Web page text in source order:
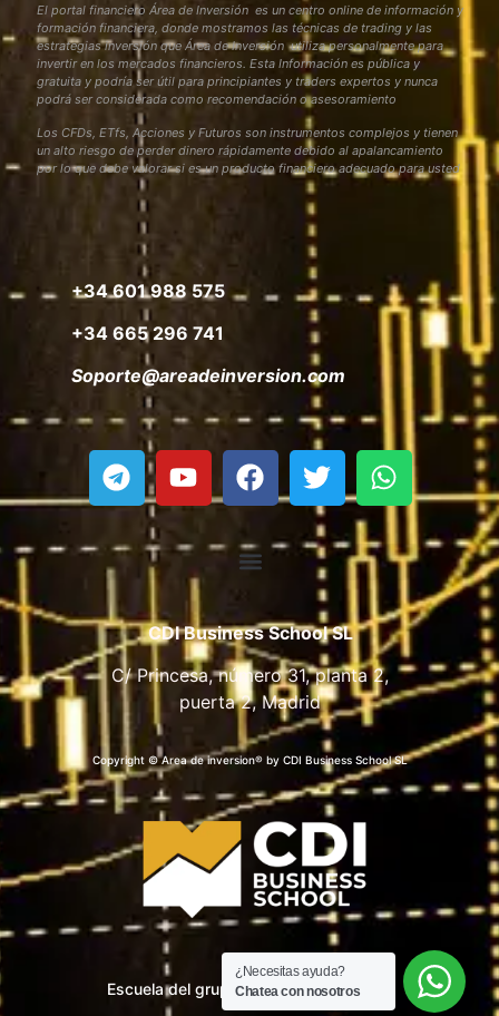
El portal financiero Área de Inversión es un centro online de información y
formación financiera, donde mostramos las técnicas de trading y las
estrategias inversión que Área de Inversión utiliza personalmente para
invertir en los mercados financieros. Esta Información es pública y
gratuita y podría ser útil para principiantes y traders expertos y nunca
podrá ser considerada como recomendación o asesoramiento
Los CFDs, ETfs, Acciones y Futuros son instrumentos complejos y tienen
un alto riesgo de perder dinero rápidamente debido al apalancamiento
por lo que debe valorar si es un producto financiero adecuado para usted
+34 601 988 575
+34 665 296 741
Soporte@areadeinversion.com
CDI Business School SL
C/ Princesa, número 31, planta 2,
puerta 2, Madrid
Copyright © Area de inversion® by CDI Business School SL
Escuela del grupo CDI Business School
¿Necesitas ayuda?
Chatea con nosotros